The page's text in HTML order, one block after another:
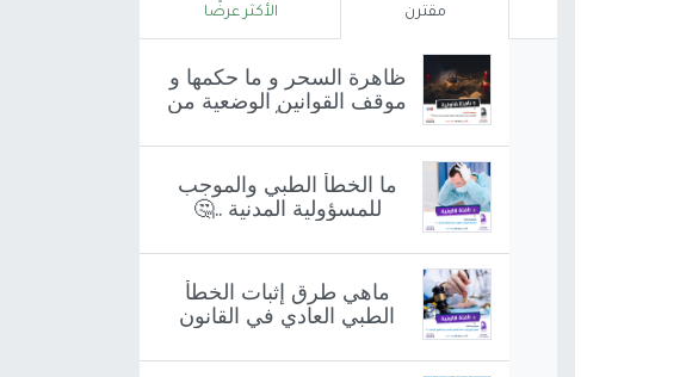
مقترن الأكثر عرضًا
ظاهرة السحر و ما حكمها و
موقف القوانين الوضعية من
ما الخطأ الطبي والموجب
للمسؤولية المدنية ..🤔
ماهي طرق إثبات الخطأ
الطبي العادي في القانون